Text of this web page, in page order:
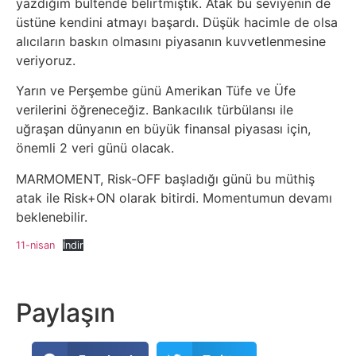
üstüne kendini atmayı başardı. Düşük hacimle de olsa
alıcıların baskın olmasını piyasanın kuvvetlenmesine
veriyoruz.
Yarın ve Perşembe günü Amerikan Tüfe ve Üfe
verilerini öğreneceğiz. Bankacılık türbülansı ile
uğraşan dünyanın en büyük finansal piyasası için,
önemli 2 veri günü olacak.
MARMOMENT, Risk-OFF başladığı günü bu müthiş
atak ile Risk+ON olarak bitirdi. Momentumun devamı
beklenebilir.
11-nisan İndir
Paylaşın